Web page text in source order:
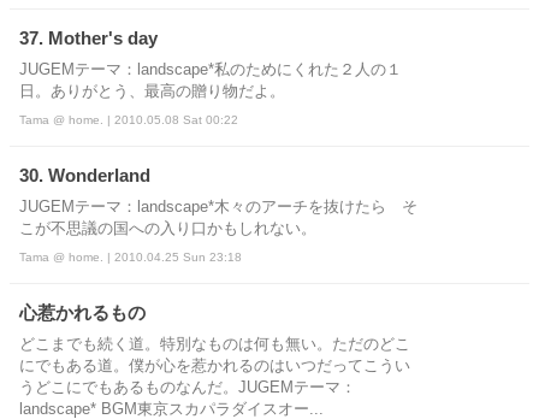
37. Mother's day
JUGEMテーマ：landscape*私のためにくれた２人の１
日。ありがとう、最高の贈り物だよ。
Tama @ home. | 2010.05.08 Sat 00:22
30. Wonderland
JUGEMテーマ：landscape*木々のアーチを抜けたら そ
こが不思議の国への入り口かもしれない。
Tama @ home. | 2010.04.25 Sun 23:18
心惹かれるもの
どこまでも続く道。特別なものは何も無い。ただのどこ
にでもある道。僕が心を惹かれるのはいつだってこうい
うどこにでもあるものなんだ。JUGEMテーマ：
landscape* BGM東京スカパラダイスオー...